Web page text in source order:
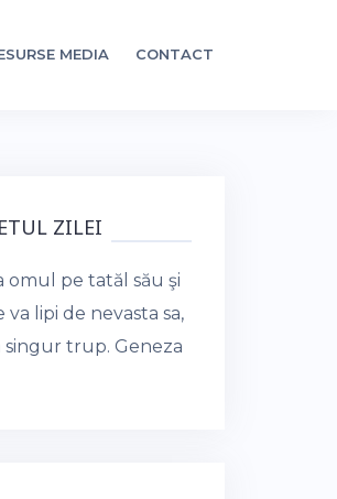
MEDIA CONTACT
ZILEI
omul pe tatăl său şi
va lipi de nevasta sa,
singur trup. Geneza